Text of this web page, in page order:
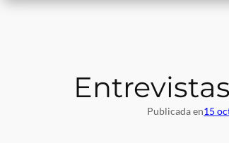
Publicada en15